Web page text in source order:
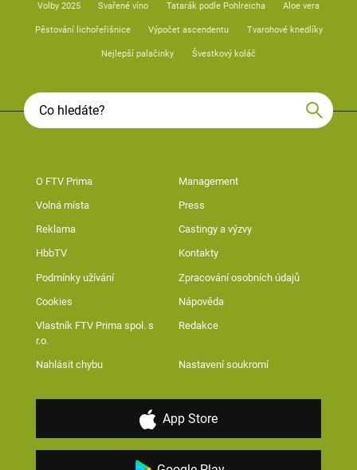
Volby 2025 Svařené víno Tatarák podle Pohlreicha Aloe vera
Pěstování lichořeřišnice Výpočet ascendentu Tvarohové knedlíky
Nejlepší palačinky Švestkový koláč
O FTV Prima Management
Volná místa Press
Reklama Castingy a výzvy
HbbTV Kontakty
Podmínky užívání Zpracování osobních údajů
Cookies Nápověda
Vlastník FTV Prima spol. s
r.o.
Redakce
Nahlásit chybu Nastavení soukromí
App Store